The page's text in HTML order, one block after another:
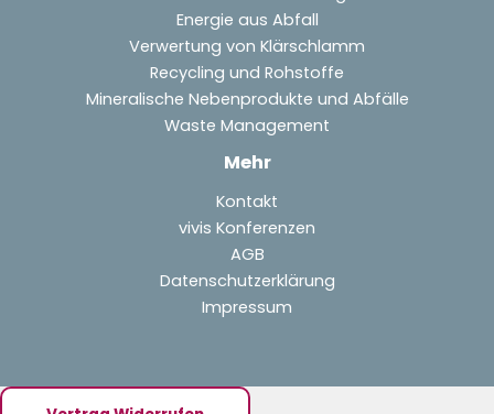
Energie aus Abfall
Verwertung von Klärschlamm
Recycling und Rohstoffe
Mineralische Nebenprodukte und Abfälle
Waste Management
Mehr
Kontakt
vivis Konferenzen
AGB
Datenschutzerklärung
Impressum